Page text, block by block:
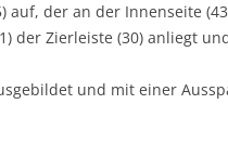
auf, der an der Innenseite
der Zierleiste (30) anliegt
und mit einer